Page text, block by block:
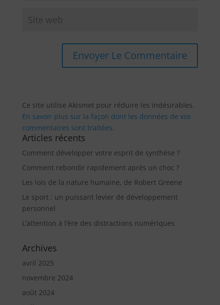
Ce site utilise Akismet pour réduire les indésirables.
En savoir plus sur la façon dont les données de vos
commentaires sont traitées.
Articles récents
Comment développer votre esprit de synthèse ?
Comment rebondir rapidement après un choc ?
Les lois de la nature humaine, de Robert Greene
Le sport : un puissant levier de développement
personnel
L’attention à l’ère des distractions numériques
Archives
avril 2025
novembre 2024
août 2024